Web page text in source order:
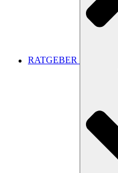
RATGEBER